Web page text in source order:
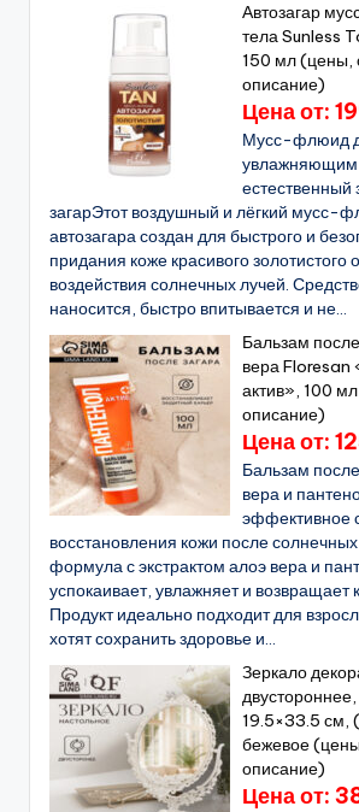
Автозагар
тела Sunless
150 мл (цены,
описание)
Цена от:
Мусс-флюид
увлажняющим
естественный
загарЭтот воздушный и лёгкий мусс-
автозагара создан для быстрого и
придания коже красивого золотистого
воздействия солнечных лучей.
наносится, быстро впитывается и не...
Бальзам
вера Floresan
актив», 100
описание)
Цена от:
Бальзам
вера и
эффективное
восстановления кожи после
формула с экстрактом алоэ вера и
успокаивает, увлажняет и возвращает
Продукт идеально подходит для
хотят сохранить здоровье и...
Зеркало
19.5×33.5 см,
бежевое
описание)
Цена от: